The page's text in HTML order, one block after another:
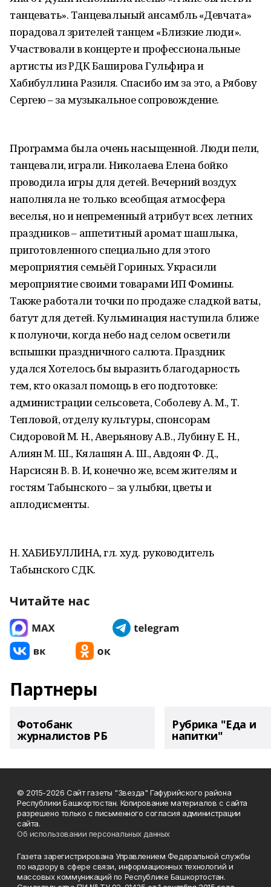
танцевать». Танцевальный ансамбль «Девчата»
порадовал зрителей танцем «Близкие люди».
Участвовали в концерте и профессиональные
артисты из РДК Баширова Гульфира и
Хабибуллина Разиля. Спасибо им за это, а Рябову
Сергею – за музыкальное сопровождение.
Программа была очень насыщенной. Люди пели,
танцевали, играли. Николаева Елена бойко
проводила игры для детей. Вечерний воздух
наполняла не только всеобщая атмосфера
веселья, но и непременный атрибут всех летних
праздников – аппетитный аромат шашлыка,
приготовленного специально для этого
мероприятия семьёй Гориных. Украсили
мероприятие своими товарами ИП Фомины.
Также работали точки по продаже сладкой ваты,
батут для детей. Кульминация наступила ближе
к полуночи, когда небо над селом осветили
вспышки праздничного салюта. Праздник
удался Хотелось бы выразить благодарность
тем, кто оказал помощь в его подготовке:
администрации сельсовета, Соболеву А. М., Т.
Тепловой, отделу культуры, спонсорам
Сидоровой М. Н., Аверьянову А.В., Лубину Е. Н.,
Алиян М. Ш., Кялашян А. Ш., Авдоян Ф. Д.,
Нарсисян В. В. И, конечно же, всем жителям и
гостям Табынского – за улыбки, цветы и
аплодисменты.
Н. ХАБИБУЛЛИНА, гл. худ. руководитель
Табынского СДК.
Читайте нас
Партнеры
Фотобанк
журналистов РБ
Рубрика "Еда и
напитки"
© 2015-2026 Сайт газеты "Звезда" Гафурийского района
Республики Башкортостан. Копирование материалов с сайта
разрешено только с письменного согласия администрации
сайта.
Об использовании персональных данных
Газета зарегистрирована Управлением Федеральной службы
по надзору в сфере связи, информационных технологий и
массовых коммуникаций по Республике Башкортостан.